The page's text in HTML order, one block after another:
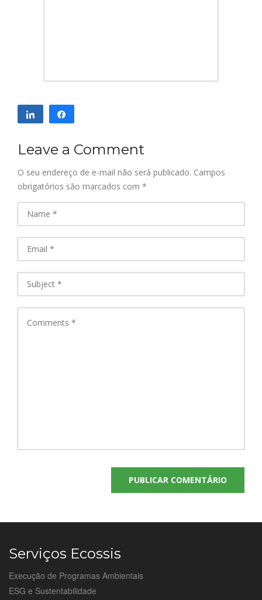
Compartilhar
Leave a Comment
O seu endereço de e-mail não será publicado. Campos
obrigatórios são marcados com *
Serviços Ecossis
Execução de Programas Ambientais
ESG e Sustentabilidade